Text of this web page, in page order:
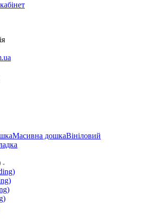
Масивна дошкаВініловий